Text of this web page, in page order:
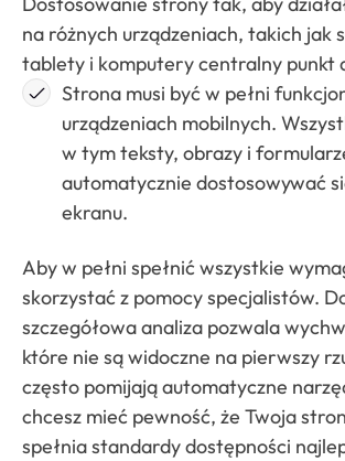
na różnych urządzeniach, takich jak
tablety i komputery centralny punkt
Strona musi być w pełni
urządzeniach mobilnych.
w tym teksty, obrazy i
automatycznie dostosowywać
ekranu.
Aby w pełni spełnić wszystkie
skorzystać z pomocy specjalistów.
szczegółowa analiza pozwala
które nie są widoczne na pierwszy
często pomijają automatyczne
chcesz mieć pewność, że Twoja
spełnia standardy dostępności